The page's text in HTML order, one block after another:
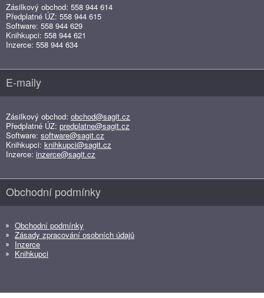
Zásilkový obchod: 558 944 614
Předplatné ÚZ: 558 944 615
Software: 558 944 629
Knihkupci: 558 944 621
Inzerce: 558 944 634
E-maily
Zásilkový obchod: obchod@sagit.cz
Předplatné ÚZ: predplatne@sagit.cz
Software: software@sagit.cz
Knihkupci: knihkupci@sagit.cz
Inzerce: inzerce@sagit.cz
Obchodní podmínky
Obchodní podmínky
Zásady zpracování osobních údajů
Inzerce
Knihkupci